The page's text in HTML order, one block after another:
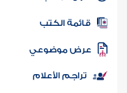
المكتبة
الكتب
موضوعي